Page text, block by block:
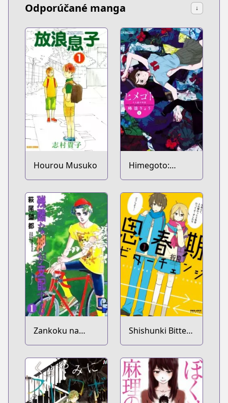
Odporúčané manga ↓
Hourou Musuko
Himegoto:
Juukyuusai no
Seifuku
Zankoku na
Kami ga Shihai
suru
Shishunki Bitter
Change